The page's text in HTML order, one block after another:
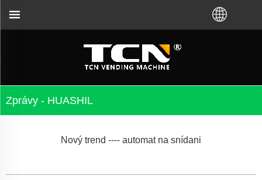
Zprávy - HUASHIL
Nový trend ---- automat na snídani
prodejních automatů a řešení problémů bez